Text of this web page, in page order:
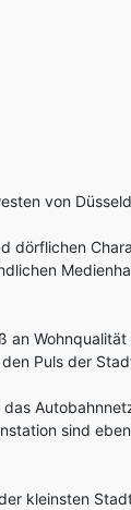
von
dörflichen
an
Puls der
sind
kleinsten